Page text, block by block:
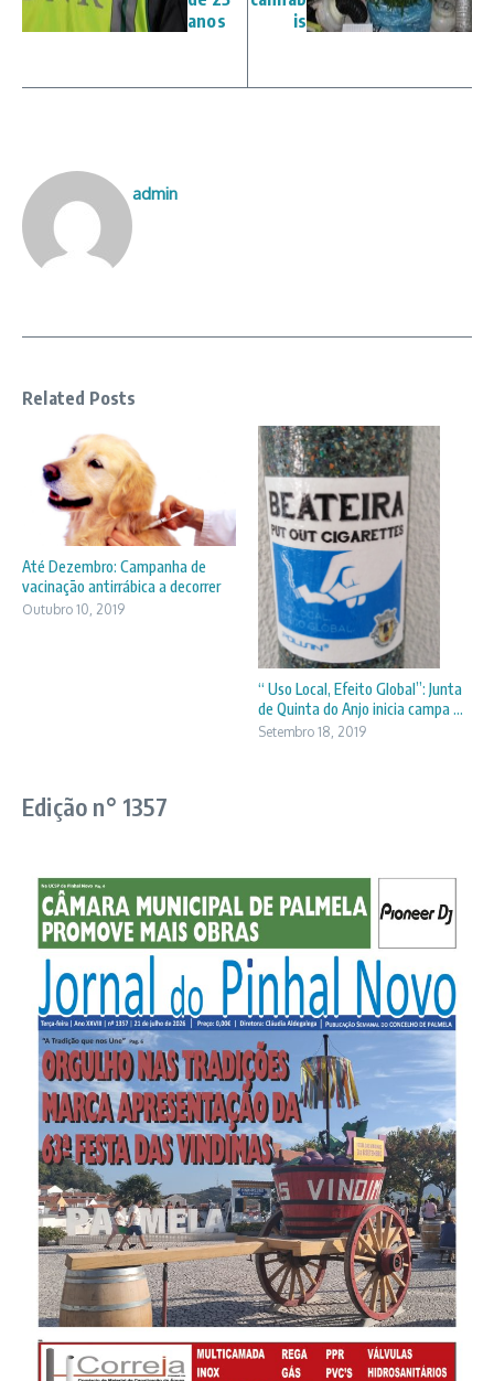
anos
is
admin
Related Posts
Até Dezembro: Campanha de
vacinação antirrábica a decorrer
Outubro 10, 2019
“ Uso Local, Efeito Global”: Junta
de Quinta do Anjo inicia campa ...
Setembro 18, 2019
Edição n° 1357